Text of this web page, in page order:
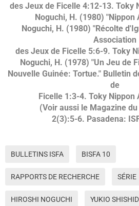
des Jeux de Ficelle 4:12-13. Toky
Noguchi, H. (1980) "Nippon
Noguchi, H. (1980) "Récolte
Association
des Jeux de Ficelle 5:6-9. Toky
Noguchi, H. (1978) "Un Jeu de
Nouvelle Guinée: Tortue." Bulletin
de
Ficelle 1:3-4. Toky Nippon
(Voir aussi le Magazine
2(3):5-6. Pasadena:
BULLETINS ISFA BISFA 10
RAPPORTS DE RECHERCHE SÉRIE
HIROSHI NOGUCHI YUKIO